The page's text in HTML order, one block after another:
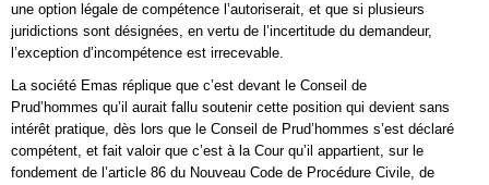
une option légale de compétence l’autoriserait, et que si plusieurs
juridictions sont désignées, en vertu de l’incertitude du demandeur,
l’exception d’incompétence est irrecevable.
La société Emas réplique que c’est devant le Conseil de
Prud’hommes qu’il aurait fallu soutenir cette position qui devient sans
intérêt pratique, dès lors que le Conseil de Prud’hommes s’est déclaré
compétent, et fait valoir que c’est à la Cour qu’il appartient, sur le
fondement de l’article 86 du Nouveau Code de Procédure Civile, de